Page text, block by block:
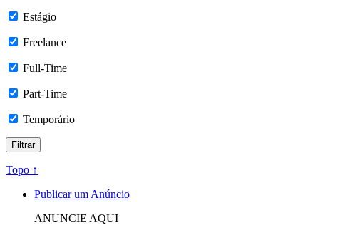
Estágio
Freelance
Full-Time
Part-Time
Temporário
Topo ↑
Publicar um Anúncio
ANUNCIE AQUI